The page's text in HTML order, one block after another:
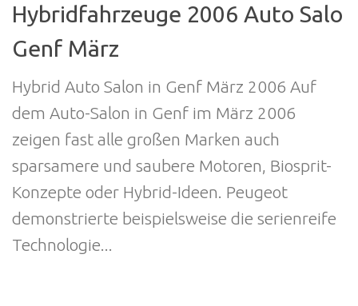
Hybridfahrzeuge 2006 Auto Salo
Genf März
Hybrid Auto Salon in Genf März 2006 Auf
dem Auto-Salon in Genf im März 2006
zeigen fast alle großen Marken auch
sparsamere und saubere Motoren, Biosprit-
Konzepte oder Hybrid-Ideen. Peugeot
demonstrierte beispielsweise die serienreife
Technologie...